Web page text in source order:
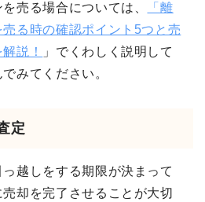
売る場合については、
「離
る時の確認ポイント5つと売
説！
」でくわしく説明して
みてください。
定
越しをする期限が決まって
却を完了させることが大切